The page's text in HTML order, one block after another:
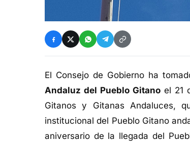
El Consejo de Gobierno ha
Andaluz del Pueblo Gitanoel 21
Gitanos y Gitanas Andaluces,
institucional del Pueblo Gitano
aniversario de la llegada del